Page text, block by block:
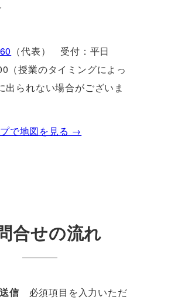
（代表） 受付：平日
（授業のタイミングによっ
出られない場合がございま
で地図を見る →
合せの流れ
信必須項目を入力いただ